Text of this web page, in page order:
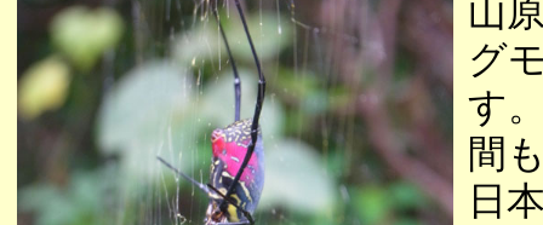
山
グ
す
間
日